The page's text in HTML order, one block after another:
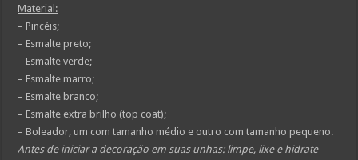
Material:
– Pincéis;
– Esmalte preto;
– Esmalte verde;
– Esmalte marro;
– Esmalte branco;
– Esmalte extra brilho (top coat);
– Boleador, um com tamanho médio e outro com tamanho pequeno.
Antes de iniciar a decoração em suas unhas: limpe, lixe e hidrate